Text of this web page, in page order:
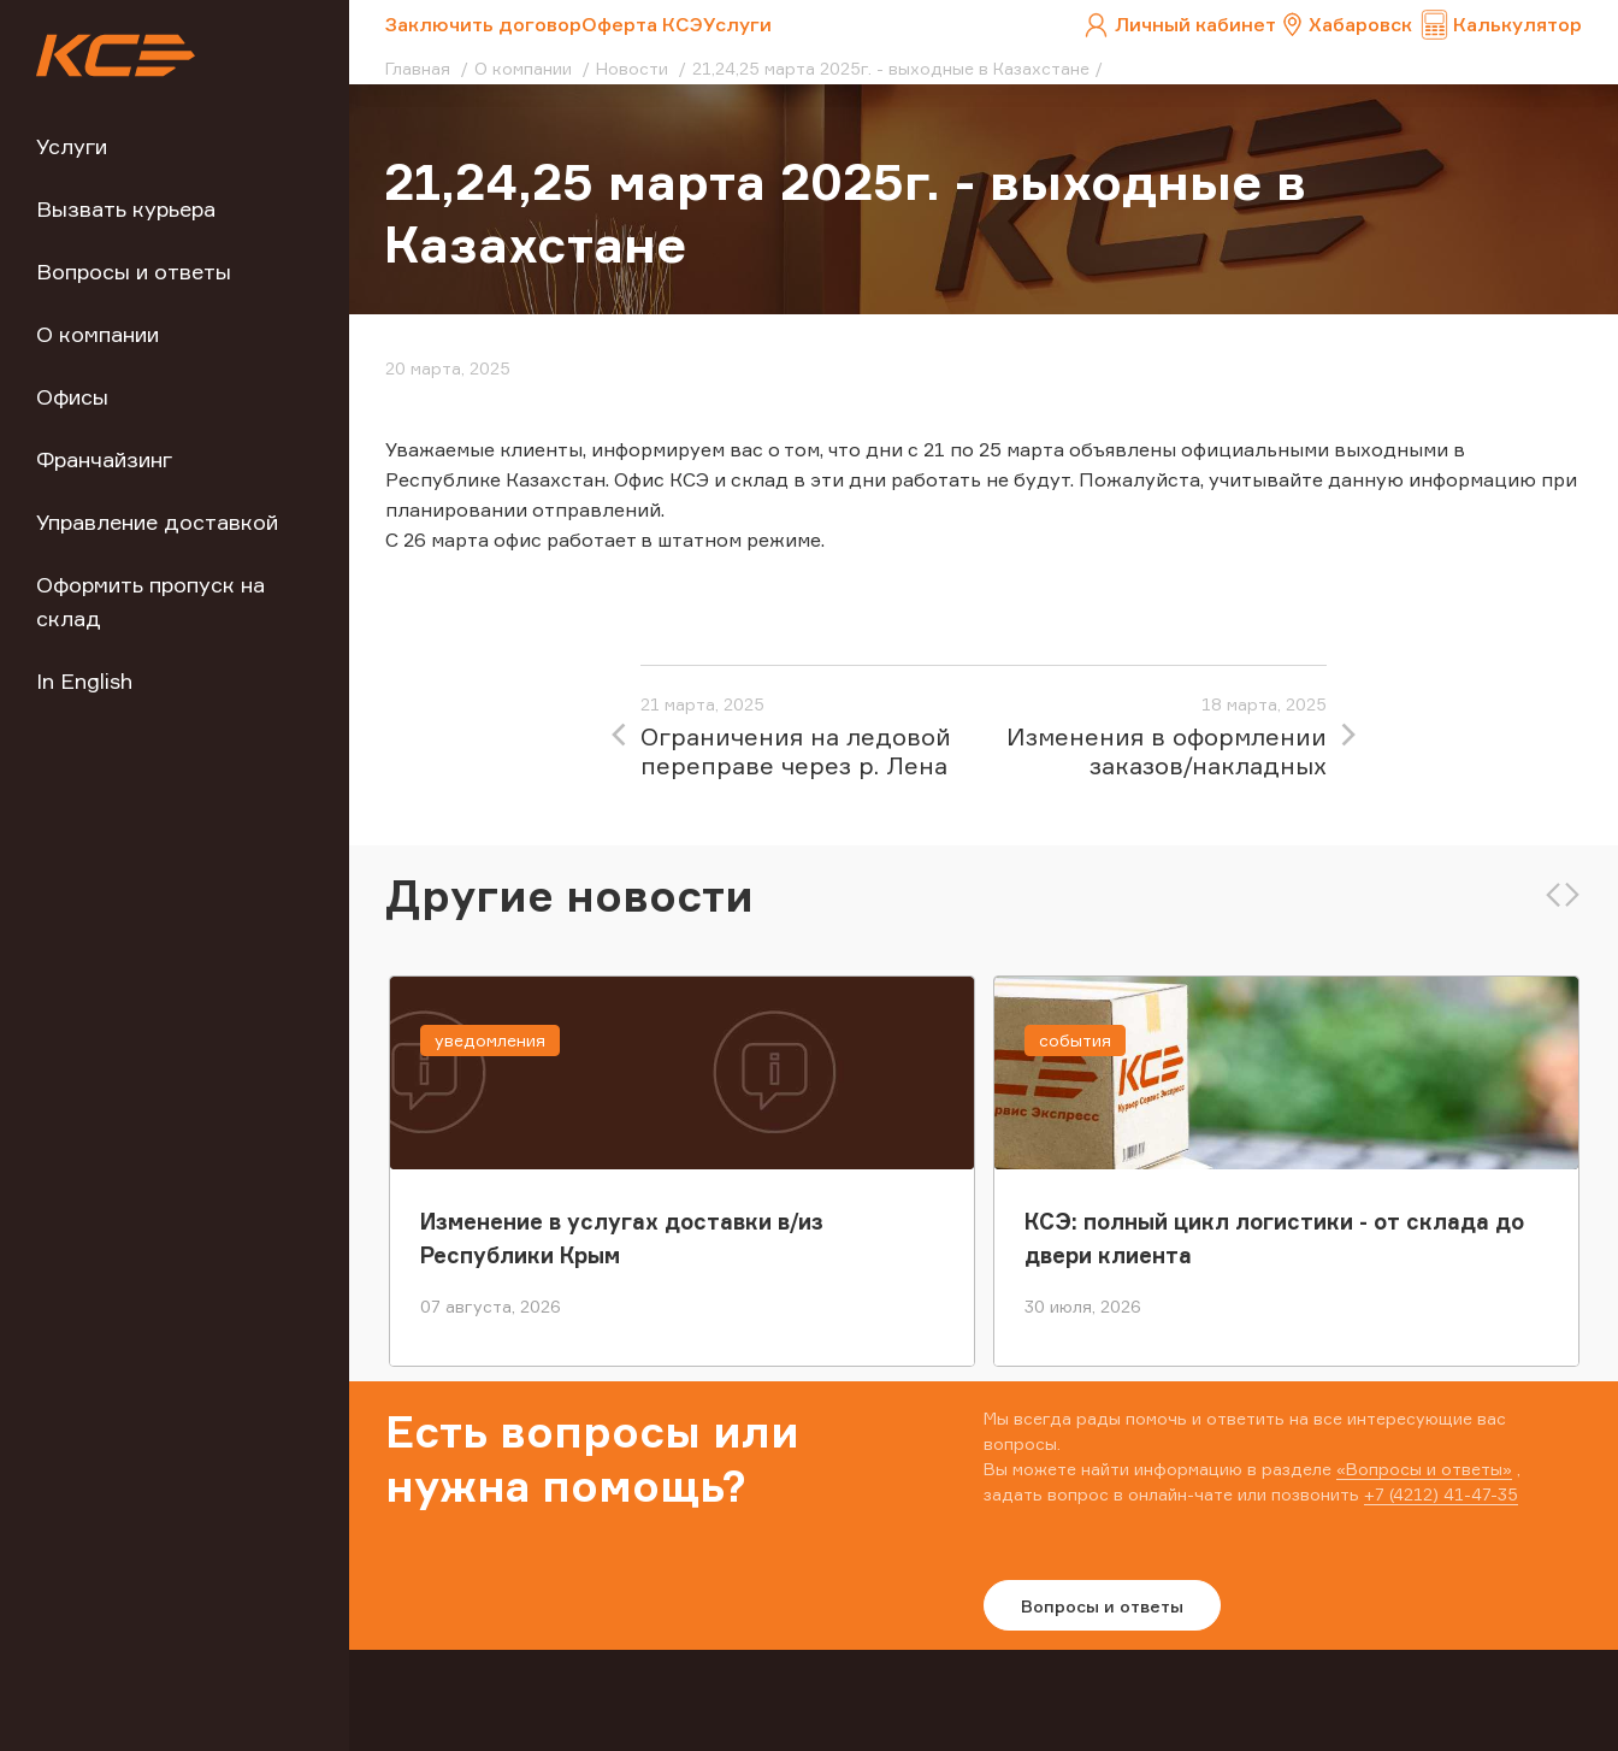
Услуги
Вызвать курьера
Вопросы и ответы
О компании
Офисы
Франчайзинг
Управление доставкой
Оформить пропуск на
склад
In English
Заключить договорОферта КСЭУслуги Личный кабинет Хабаровск Калькулятор
Главная О компании Новости 21,24,25 марта 2025г. - выходные в Казахстане
21,24,25 марта 2025г. - выходные в
Казахстане
20 марта, 2025
Уважаемые клиенты, информируем вас о том, что дни с 21 по 25 марта объявлены официальными выходными в
Республике Казахстан. Офис КСЭ и склад в эти дни работать не будут. Пожалуйста, учитывайте данную информацию при
планировании отправлений.
С 26 марта офис работает в штатном режиме.
21 марта, 2025
Ограничения на ледовой
переправе через р. Лена
18 марта, 2025
Изменения в оформлении
заказов/накладных
Другие новости
Изменение в услугах доставки в/из
Республики Крым
07 августа, 2026
уведомления
КСЭ: полный цикл логистики - от склада до
двери клиента
30 июля, 2026
события
Есть вопросы или
нужна помощь?
Мы всегда рады помочь и ответить на все интересующие вас
вопросы.
Вы можете найти информацию в разделе «Вопросы и ответы»
задать вопрос в онлайн-чате или позвонить +7 (4212) 41-47-35
Вопросы и ответы